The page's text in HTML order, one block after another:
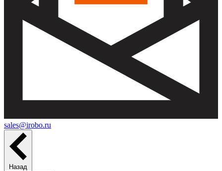
sales@irobo.ru
Назад